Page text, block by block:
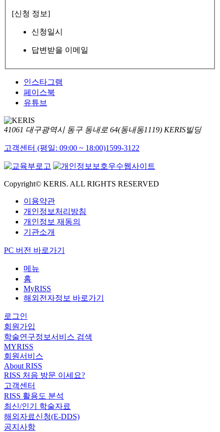
[신청 정보]
신청일시
답변받을 이메일
인스타그램
페이스북
유튜브
41061 대구광역시 동구 동내로 64(동내동1119) KERIS빌딩
고객센터 (평일: 09:00 ~ 18:00)1599-3122
Copyright© KERIS. ALL RIGHTS RESERVED
이용약관
개인정보처리방침
개인정보 재동의
기관소개
PC 버전 바로가기
메뉴
홈
MyRISS
해외전자정보 바로가기
로그인
회원가입
학술연구정보서비스 검색
MYRISS
회원서비스
About RISS
RISS 처음 방문 이세요?
고객센터
RISS 활용도 분석
최신/인기 학술자료
해외자료신청(E-DDS)
공지사항